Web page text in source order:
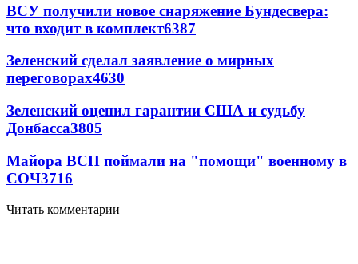
ВСУ получили новое снаряжение Бундесвера:
что входит в комплект6387
Зеленский сделал заявление о мирных
переговорах4630
Зеленский оценил гарантии США и судьбу
Донбасса3805
Майора ВСП поймали на "помощи" военному в
СОЧ3716
Читать комментарии